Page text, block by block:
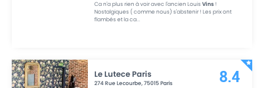
Ca n'a plus rien à voir avec l'ancien LouisVins !
Nostalgiques ( comme nous) s'abstenir ! Les prix ont
flambés et la ca...
Le Lutece Paris
274 Rue Lecourbe,75015Paris
8.4